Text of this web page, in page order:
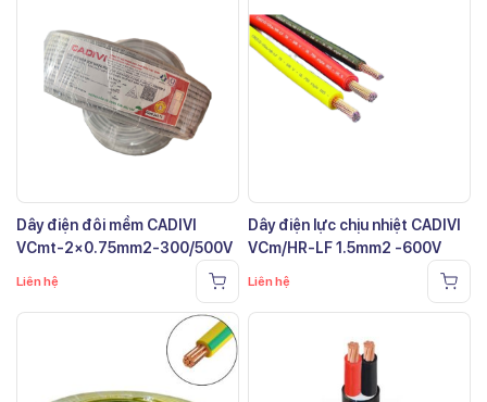
Dây điện đôi mềm CADIVI
VCmt-2×0.75mm2-300/500V
Liên hệ
Dây điện lực chịu nhiệt CADIVI
VCm/HR-LF 1.5mm2 -600V
Liên hệ